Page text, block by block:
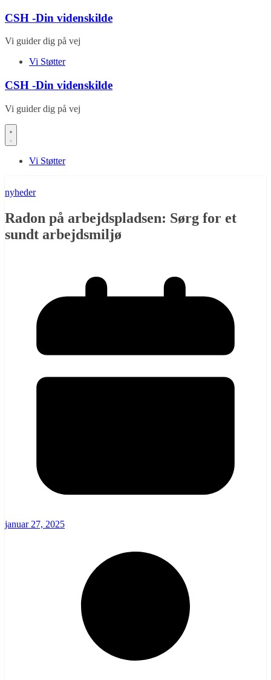
Skip
content
CSH -Din videnskilde
Vi guider dig på vej
Vi Støtter
CSH -Din videnskilde
Vi guider dig på vej
Vi Støtter
nyheder
Radon på arbejdspladsen: Sørg for et
sundt arbejdsmiljø
januar 27, 2025